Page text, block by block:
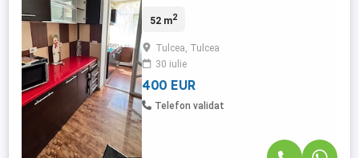
2 ,suprafata totala 52 mp,intr-o zona
Complet mobilat si utilat Centrala termica
pe gaz Aer conditionat Zona linistita, cu
acces facil la ...
52 m2
Tulcea, Tulcea
30 iulie
400 EUR
Telefon validat